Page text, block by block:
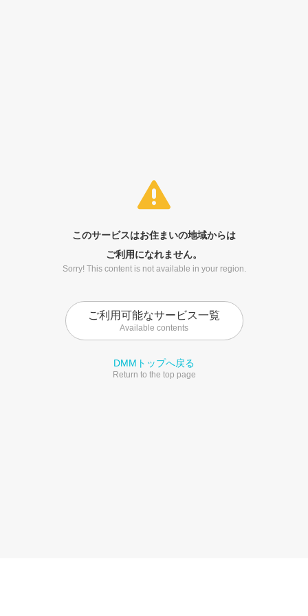
このサービスはお住まいの地域からは
ご利用になれません。
Sorry! This content is not available in your region.
ご利用可能なサービス一覧
Available contents
DMMトップへ戻る
Return to the top page